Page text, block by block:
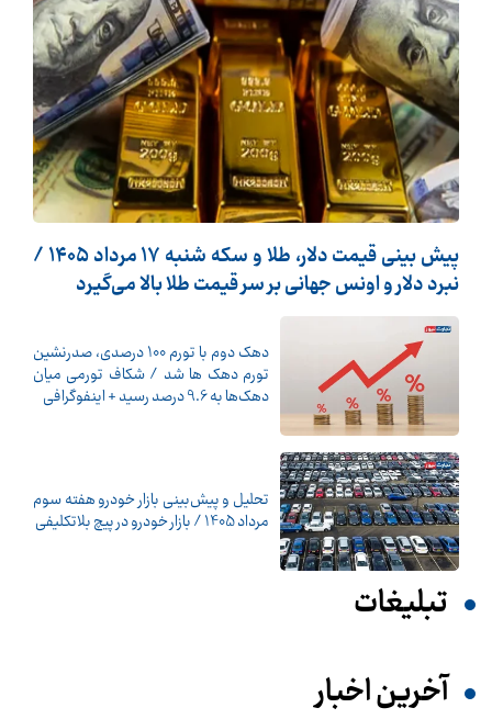
پیش ‌بینی قیمت دلار، طلا و سکه شنبه ۱۷ مرداد ۱۴۰۵ /
نبرد دلار و اونس جهانی بر سر قیمت طلا بالا می‌گیرد
دهک دوم با تورم 100 درصدی، صدرنشین
تورم دهک ها شد / شکاف تورمی میان
دهک‌ها به 9.6 درصد رسید + اینفوگرافی
تحلیل و پیش‌بینی بازار خودرو هفته سوم
مرداد 1405 / بازار خودرو در پیچ بلاتکلیفی
تبلیغات
آخرین اخبار